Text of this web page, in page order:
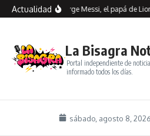
Saltar al contenido
ActualidadMurió Jorge Messi, el papá de
La Bisagra
Portal independiente de
informado todos los días.
sábado, agosto 8, 2026